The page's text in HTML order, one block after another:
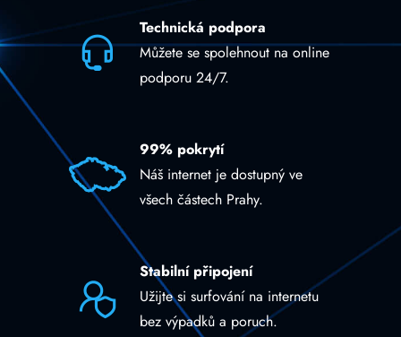
Technická podpora
Můžete se spolehnout na online
podporu 24/7.
99% pokrytí
Náš internet je dostupný ve
všech částech Prahy.
Stabilní připojení
Užijte si surfování na internetu
bez výpadků a poruch.